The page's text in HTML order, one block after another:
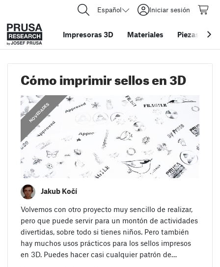
Español Iniciar sesión
Impresoras 3D Materiales Piezas y
Cómo imprimir sellos en 3D
GUÍAS
NOVEDADES
Jakub Kočí
Volvemos con otro proyecto muy sencillo de realizar,
pero que puede servir para un montón de actividades
divertidas, sobre todo si tienes niños. Pero también
hay muchos usos prácticos para los sellos impresos
en 3D. Puedes hacer casi cualquier patrón de…